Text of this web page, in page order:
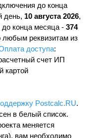
до конца
день, 10 августа 2026,
конца месяца - 374
реквизитам из
доступа:
счет ИП
картой
Postcalc.RU.
в белый список.
меняется
вам необходимо